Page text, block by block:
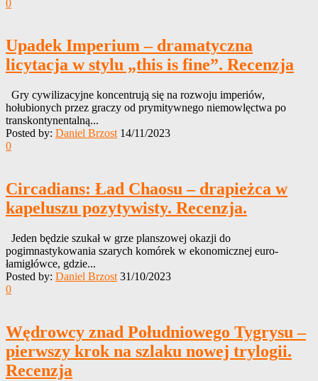
0
Upadek Imperium – dramatyczna
licytacja w stylu „this is fine”. Recenzja
Gry cywilizacyjne koncentrują się na rozwoju imperiów,
hołubionych przez graczy od prymitywnego niemowlęctwa po
transkontynentalną...
Posted by: Daniel Brzost 14/11/2023
0
Circadians: Ład Chaosu – drapieżca w
kapeluszu pozytywisty. Recenzja.
Jeden będzie szukał w grze planszowej okazji do
pogimnastykowania szarych komórek w ekonomicznej euro-
łamigłówce, gdzie...
Posted by: Daniel Brzost 31/10/2023
0
Wędrowcy znad Południowego Tygrysu –
pierwszy krok na szlaku nowej trylogii.
Recenzja